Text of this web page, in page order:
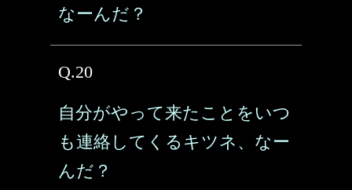
なーんだ？
Q.20
自分がやって来たことをいつ
も連絡してくるキツネ、なー
んだ？